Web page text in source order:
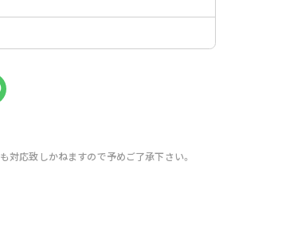
対応致しかねますので予めご了承下さい。